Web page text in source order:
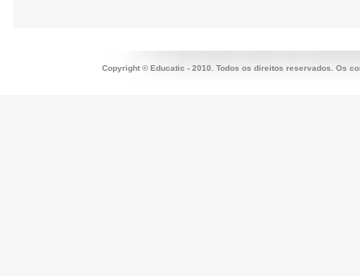
Copyright © Educatic - 2010. Todos os direitos reservados. Os